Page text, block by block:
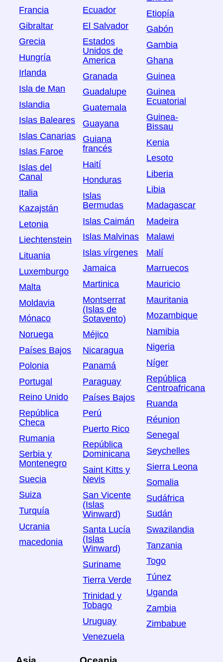
Francia
Gibraltar
Grecia
Hungría
Irlanda
Isla de Man
Islandia
Islas Baleares
Islas Canarias
Islas Faroe
Islas del
Canal
Italia
Kazajstán
Letonia
Liechtenstein
Lituania
Luxemburgo
Malta
Moldavia
Mónaco
Noruega
Países Bajos
Polonia
Portugal
Reino Unido
República
Checa
Rumania
Serbia y
Montenegro
Suecia
Suiza
Turquía
Ucrania
macedonia
Ecuador
El Salvador
Estados
Unidos de
America
Granada
Guadalupe
Guatemala
Guayana
Guiana
francés
Haití
Honduras
Islas
Bermudas
Islas Caimán
Islas Malvinas
Islas vírgenes
Jamaica
Martinica
Montserrat
(Islas de
Sotavento)
Méjico
Nicaragua
Panamá
Paraguay
Países Bajos
Perú
Puerto Rico
República
Dominicana
Saint Kitts y
Nevis
San Vicente
(Islas
Winward)
Santa Lucía
(Islas
Winward)
Suriname
Tierra Verde
Trinidad y
Tobago
Uruguay
Venezuela
Etiopía
Gabón
Gambia
Ghana
Guinea
Guinea
Ecuatorial
Guinea-
Bissau
Kenia
Lesoto
Liberia
Libia
Madagascar
Madeira
Malawi
Malí
Marruecos
Mauricio
Mauritania
Mozambique
Namibia
Nigeria
Níger
República
Centroafricana
Ruanda
Réunion
Senegal
Seychelles
Sierra Leona
Somalia
Sudáfrica
Sudán
Swazilandia
Tanzania
Togo
Túnez
Uganda
Zambia
Zimbabue